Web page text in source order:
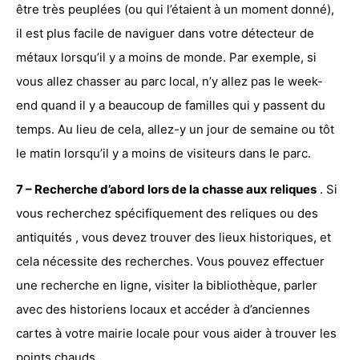
être très peuplées (ou qui l’étaient à un moment donné),
il est plus facile de naviguer dans votre détecteur de
métaux lorsqu’il y a moins de monde. Par exemple, si
vous allez chasser au parc local, n’y allez pas le week-
end quand il y a beaucoup de familles qui y passent du
temps. Au lieu de cela, allez-y un jour de semaine ou tôt
le matin lorsqu’il y a moins de visiteurs dans le parc.
7 – Recherche d’abord lors de la chasse aux reliques . Si
vous recherchez spécifiquement des reliques ou des
antiquités , vous devez trouver des lieux historiques, et
cela nécessite des recherches. Vous pouvez effectuer
une recherche en ligne, visiter la bibliothèque, parler
avec des historiens locaux et accéder à d’anciennes
cartes à votre mairie locale pour vous aider à trouver les